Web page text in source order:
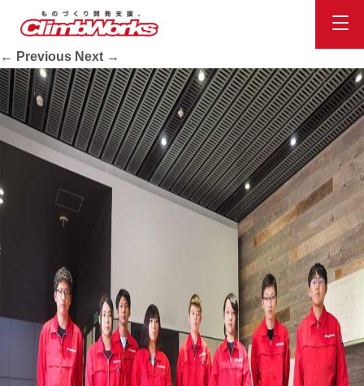
str_img07
Published2020.10.16at948 × 711
← Previous Next →